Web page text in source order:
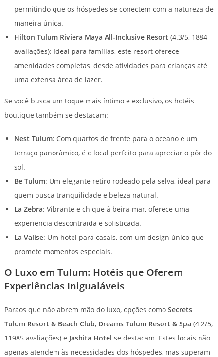
permitindo que os hóspedes se conectem com a natureza de
maneira única.
Hilton Tulum Riviera Maya All-Inclusive Resort (4.3/5, 1884
avaliações): Ideal para famílias, este resort oferece
amenidades completas, desde atividades para crianças até
uma extensa área de lazer.
Se você busca um toque mais íntimo e exclusivo, os hotéis
boutique também se destacam:
Nest Tulum: Com quartos de frente para o oceano e um
terraço panorâmico, é o local perfeito para apreciar o pôr do
sol.
Be Tulum: Um elegante retiro rodeado pela selva, ideal para
quem busca tranquilidade e beleza natural.
La Zebra: Vibrante e chique à beira-mar, oferece uma
experiência descontraída e sofisticada.
La Valise: Um hotel para casais, com um design único que
promete momentos especiais.
O Luxo em Tulum: Hotéis que Oferem
Experiências Inigualáveis
Paraos que não abrem mão do luxo, opções como Secrets
Tulum Resort & Beach Club, Dreams Tulum Resort & Spa (4.2/5,
11985 avaliações) e Jashita Hotel se destacam. Estes locais não
apenas atendem às necessidades dos hóspedes, mas superam